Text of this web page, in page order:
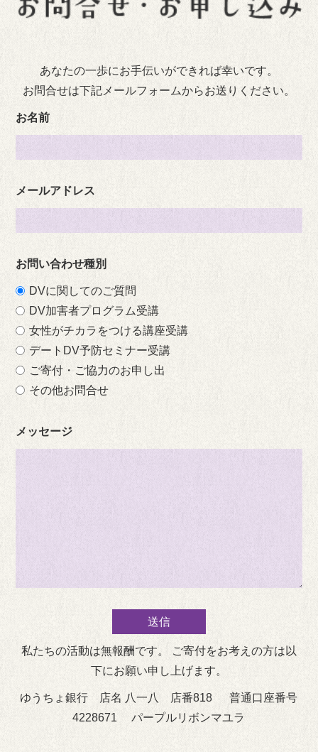
あなたの一歩にお手伝いができれば幸いです。
お問合せは下記メールフォームからお送りください。
お名前
メールアドレス
お問い合わせ種別
DVに関してのご質問
DV加害者プログラム受講
女性がチカラをつける講座受講
デートDV予防セミナー受講
ご寄付・ご協力のお申し出
その他お問合せ
メッセージ
私たちの活動は無報酬です。 ご寄付をお考えの方は以
下にお願い申し上げます。
ゆうちょ銀行 店名 八一八 店番818 普通口座番号
4228671 パープルリボンマユラ